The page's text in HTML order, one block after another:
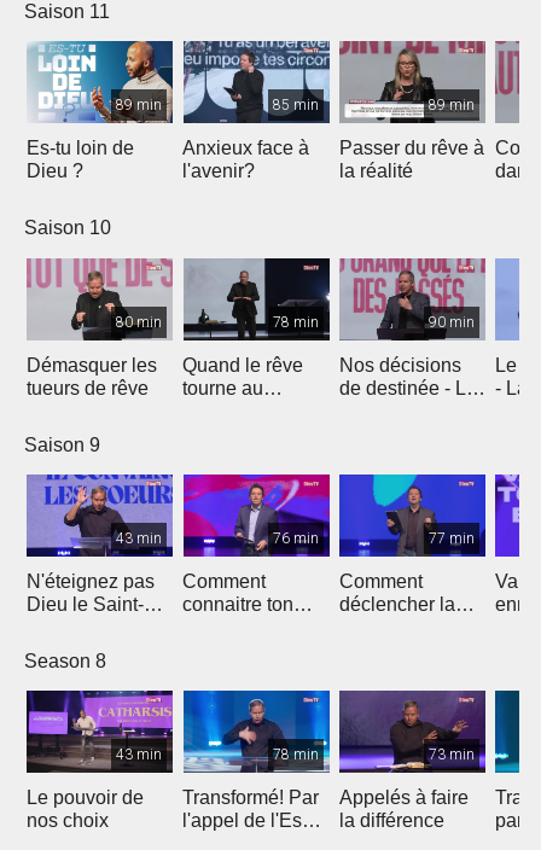
Saison 11
89 min
Es-tu loin de
Dieu ?
85 min
Anxieux face à
l'avenir?
89 min
Passer du rêve à
la réalité
dans
Saison 10
80 min
Démasquer les
tueurs de rêve
78 min
Quand le rêve
tourne au
90 min
Nos décisions
de destinée - La
Le
- La
Saison 9
43 min
N'éteignez pas
Dieu le Saint-
76 min
Comment
connaitre ton
77 min
Comment
déclencher la
Season 8
43 min
Le pouvoir de
nos choix
78 min
Transformé! Par
l'appel de l'Esprit
73 min
Appelés à faire
la différence